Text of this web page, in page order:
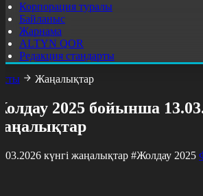
Корпорация туралы
Байланыс
Жарнама
ALTYN QOR
Редакция стандарты
Жаңалықтар
2025 бойынша
күнгі жаңалықтар #Жолдау 2025